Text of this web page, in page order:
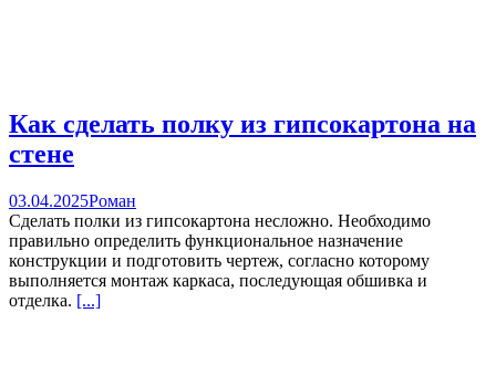
Как сделать полку из гипсокартона на
стене
03.04.2025Роман
Сделать полки из гипсокартона несложно. Необходимо
правильно определить функциональное назначение
конструкции и подготовить чертеж, согласно которому
выполняется монтаж каркаса, последующая обшивка и
отделка. [...]